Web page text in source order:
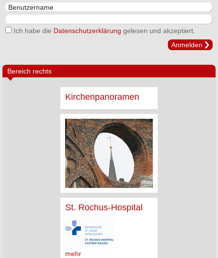
Ich habe die Datenschutzerklärung gelesen und akzeptiert.
Anmelden
Bereich rechts
Kirchenpanoramen
St. Rochus-Hospital
mehr